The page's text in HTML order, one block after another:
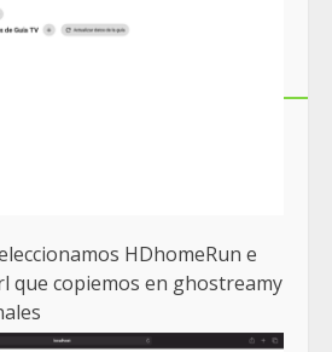
HDhomeRun e
que copiemos en ghostreamy